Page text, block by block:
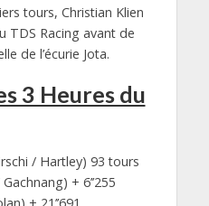
tours, Christian Klien
TDS Racing avant de
de l’écurie Jota.
3 Heures du
/ Hartley) 93 tours
+ 6’’255